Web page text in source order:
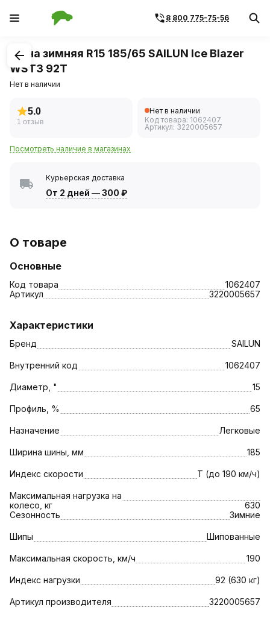
8 800 775-75-56
1/1
Шина зимняя R15 185/65 SAILUN Ice Blazer
WST3 92T
Нет в наличии
5.0
1 отзыв
Нет в наличии
Код товара: 1062407
Артикул: 3220005657
Посмотреть наличие в магазинах
Курьерская доставка
От 2 дней —300 ₽
О товаре
Основные
Код товара
1062407
Артикул
3220005657
Характеристики
Бренд SAILUN
Внутренний код 1062407
Диаметр, " 15
Профиль, % 65
Назначение Легковые
Ширина шины, мм 185
Индекс скорости T (до 190 км/ч)
Максимальная нагрузка на
колесо, кг
630
Сезонность
Зимние
Шипы Шипованные
Максимальная скорость, км/ч 190
Индекс нагрузки 92 (630 кг)
Артикул производителя 3220005657